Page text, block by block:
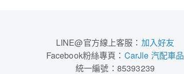
LINE@官方線上客服： 加入好友
Facebook粉絲專頁： CarJle 汽配車品
統一編號：85393239